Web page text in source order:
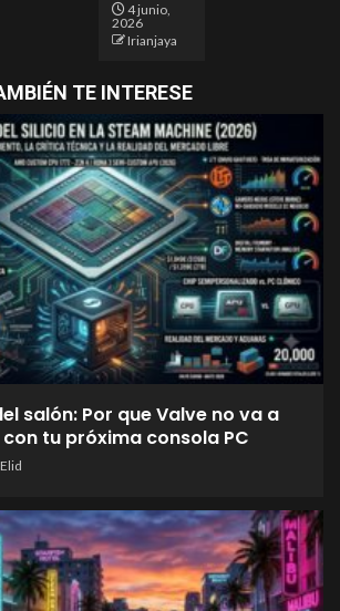
4 junio,
2026
Irianjaya
TE INTERESE
salón: Por que Valve no va a
tu próxima consola PC
Elid